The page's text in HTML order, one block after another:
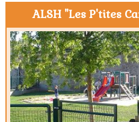
ALSH "Les P'tites